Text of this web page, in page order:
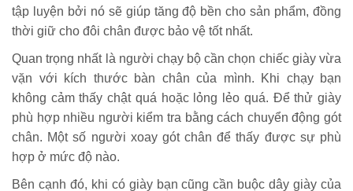
tập luyện bởi nó sẽ giúp tăng độ bền cho sản phẩm, đồng
thời giữ cho đôi chân được bảo vệ tốt nhất.
Quan trọng nhất là người chạy bộ cần chọn chiếc giày vừa
vặn với kích thước bàn chân của mình. Khi chạy bạn
không cảm thấy chật quá hoặc lỏng lẻo quá. Để thử giày
phù hợp nhiều người kiểm tra bằng cách chuyển động gót
chân. Một số người xoay gót chân để thấy được sự phù
hợp ở mức độ nào.
Bên cạnh đó, khi có giày bạn cũng cần buộc dây giày của